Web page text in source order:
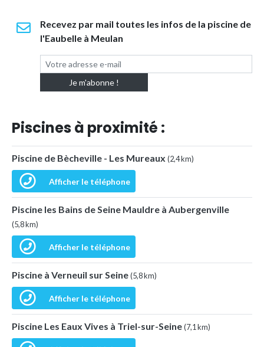
Recevez par mail toutes les infos de la piscine de
l'Eaubelle à Meulan
Piscines à proximité :
Piscine de Bècheville - Les Mureaux (2,4 km)
Afficher le téléphone
Piscine les Bains de Seine Mauldre à Aubergenville
(5,8 km)
Afficher le téléphone
Piscine à Verneuil sur Seine(5,8 km)
Afficher le téléphone
Piscine Les Eaux Vives à Triel-sur-Seine(7,1 km)